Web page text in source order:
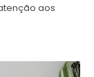
aos